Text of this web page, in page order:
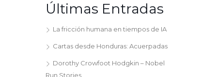
Últimas Entradas
La fricción humana en tiempos de IA
Cartas desde Honduras: Acuerpadas
Dorothy Crowfoot Hodgkin – Nobel
Run Stories